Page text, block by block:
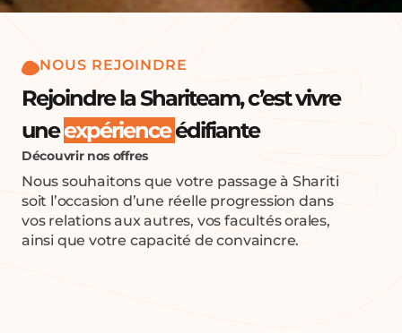
NOUS REJOINDRE
Rejoindre la Shariteam, c’est vivre
uneexpérienceédifiante
Découvrir nos offres
Nous souhaitons que votre passage à Shariti
soit l’occasion d’une réelle progression dans
vos relations aux autres, vos facultés orales,
ainsi que votre capacité de convaincre.